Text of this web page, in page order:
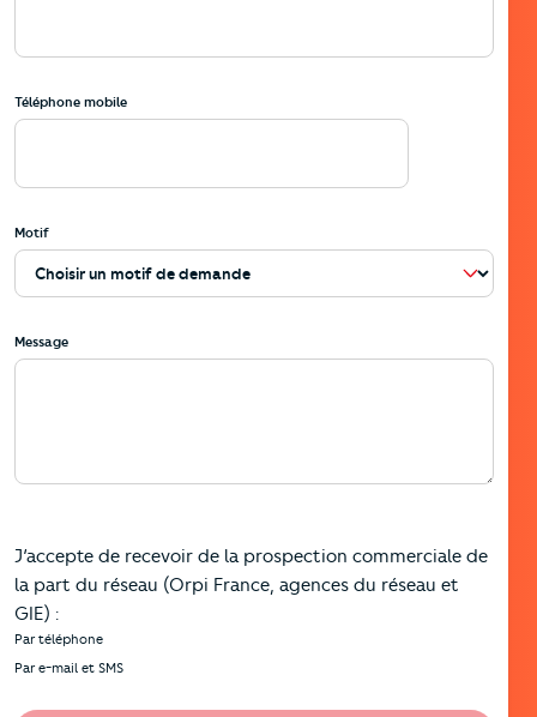
Téléphone mobile
Motif
Message
J’accepte de recevoir de la prospection commerciale de
la part du réseau (Orpi France, agences du réseau et
GIE) :
Par téléphone
Par e-mail et SMS